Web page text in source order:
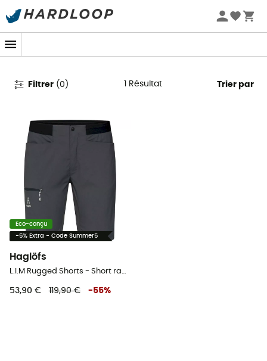
Promos d'été 🔥 -5 % EXTRA dès 2 produits* code Summer5
Shorts Haglöfs
Filtrer (0 ) Résultat Trier par
Eco-conçu
-5% Extra - Code Summer5
Haglöfs
L.I.M Rugged Shorts - Short randonnée femme
53,90 € 119,90 € -55%